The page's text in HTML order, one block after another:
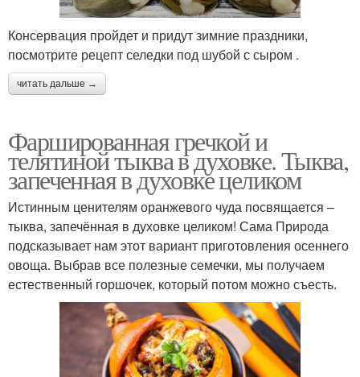
Консервация пройдет и придут зимние праздники,
посмотрите рецепт селедки под шубой с сыром .
читать дальше →
Фаршированная гречкой и
телятиной тыква в духовке. Тыква,
запеченная в духовке целиком
Истинным ценителям оранжевого чуда посвящается –
тыква, запечённая в духовке целиком! Сама Природа
подсказывает нам этот вариант приготовления осеннего
овоща. Выбрав все полезные семечки, мы получаем
естественный горшочек, который потом можно съесть.